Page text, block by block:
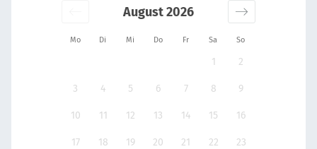
Mo Di Mi Do Fr Sa So
August 2026
1 2
3 4 5 6 7 8 9
10 11 12 13 14 15 16
17 18 19 20 21 22 23